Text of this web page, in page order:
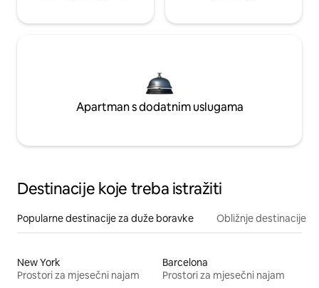
Apartman s dodatnim uslugama
Destinacije koje treba istražiti
Popularne destinacije za duže boravke Obližnje destinacije
New York
Prostori za mjesečni najam
Barcelona
Prostori za mjesečni najam